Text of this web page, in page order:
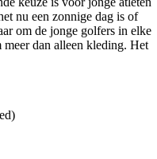
nu een zonnige dag is of
om de jonge golfers in elke
meer dan alleen kleding. Het